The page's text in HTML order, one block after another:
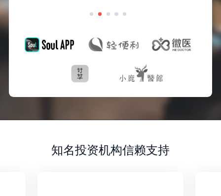
知名投资机构信赖支持